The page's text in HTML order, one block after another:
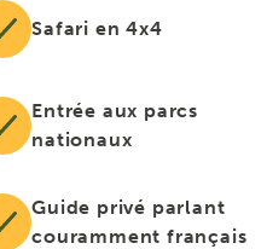
Safari en 4x4
Entrée aux parcs
nationaux
Guide privé parlant
couramment français